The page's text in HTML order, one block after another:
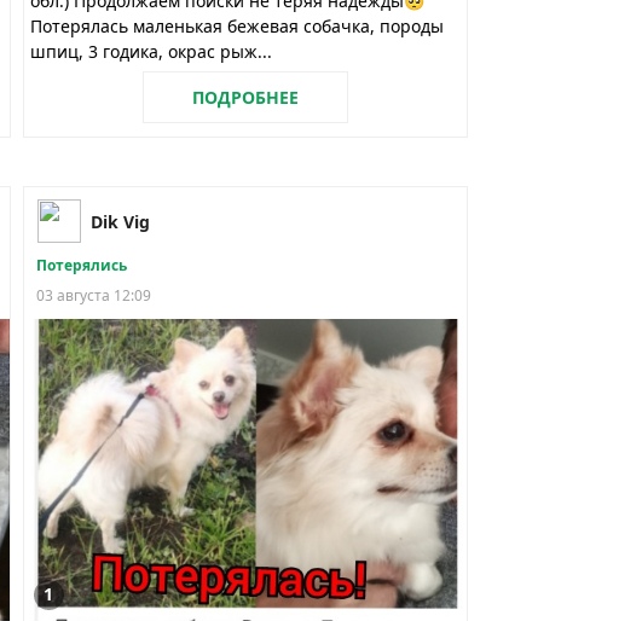
Потерялась маленькая бежевая собачка, породы
шпиц, 3 годика, окрас рыж...
ПОДРОБНЕЕ
Dik Vig
Потерялись
03 августа 12:09
1